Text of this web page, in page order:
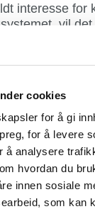
cookies
for å gi
for å levere
å analysere
hvordan du
innen sosiale
som kan
interesse for
vil
og
skal
for å bli